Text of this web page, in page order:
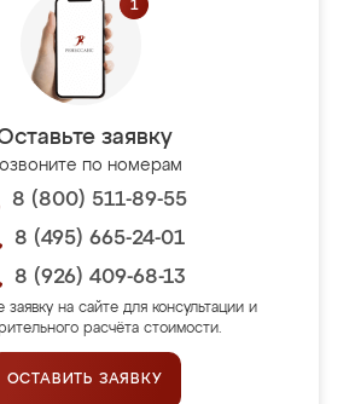
заявку
по номерам
8 (800) 511-89-55
8 (495) 665-24-01
8 (926) 409-68-13
заявку на сайте для консультации и
расчёта стоимости.
ОСТАВИТЬ ЗАЯВКУ